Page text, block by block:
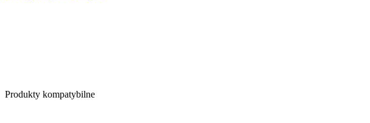
Produkty kompatybilne